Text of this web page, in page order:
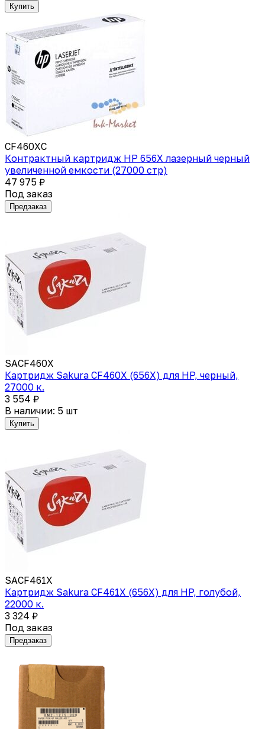
Купить
CF460XC
Контрактный картридж HP 656X лазерный черный
увеличенной емкости (27000 стр)
47 975 ₽
Под заказ
Предзаказ
SACF460X
Картридж Sakura CF460X (656X) для HP, черный,
27000 к.
3 554 ₽
В наличии: 5 шт
Купить
SACF461X
Картридж Sakura CF461X (656X) для HP, голубой,
22000 к.
3 324 ₽
Под заказ
Предзаказ